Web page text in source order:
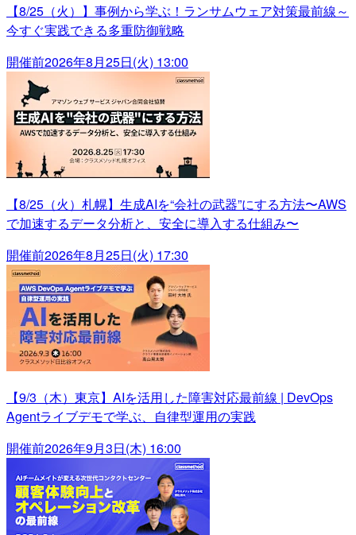
【8/25（火）】事例から学ぶ！ランサムウェア対策最前線～
今すぐ実践できる多重防御戦略
開催前2026年8月25日(火) 13:00
【8/25（火）札幌】生成AIを“会社の武器”にする方法〜AWS
で加速するデータ分析と、安全に導入する仕組み〜
開催前2026年8月25日(火) 17:30
【9/3（木）東京】AIを活用した障害対応最前線 | DevOps
Agentライブデモで学ぶ、自律型運用の実践
開催前2026年9月3日(木) 16:00